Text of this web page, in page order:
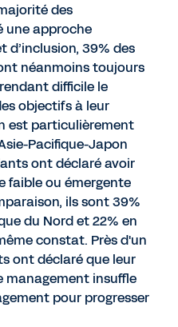
des
une approche
39% des
néanmoins toujours
difficile le
objectifs à leur
est particulièrement
Pacifique-Japon
ont déclaré avoir
faible ou émergente
ils sont 39%
du Nord et 22% en
constat. Près d'un
ont déclaré que leur
management insuffle
pour progresser